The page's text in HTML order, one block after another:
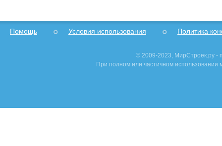
Помощь Условия использования Политика
© 2009-2023, МирСтроек.ру -
При полном или частичном использовании